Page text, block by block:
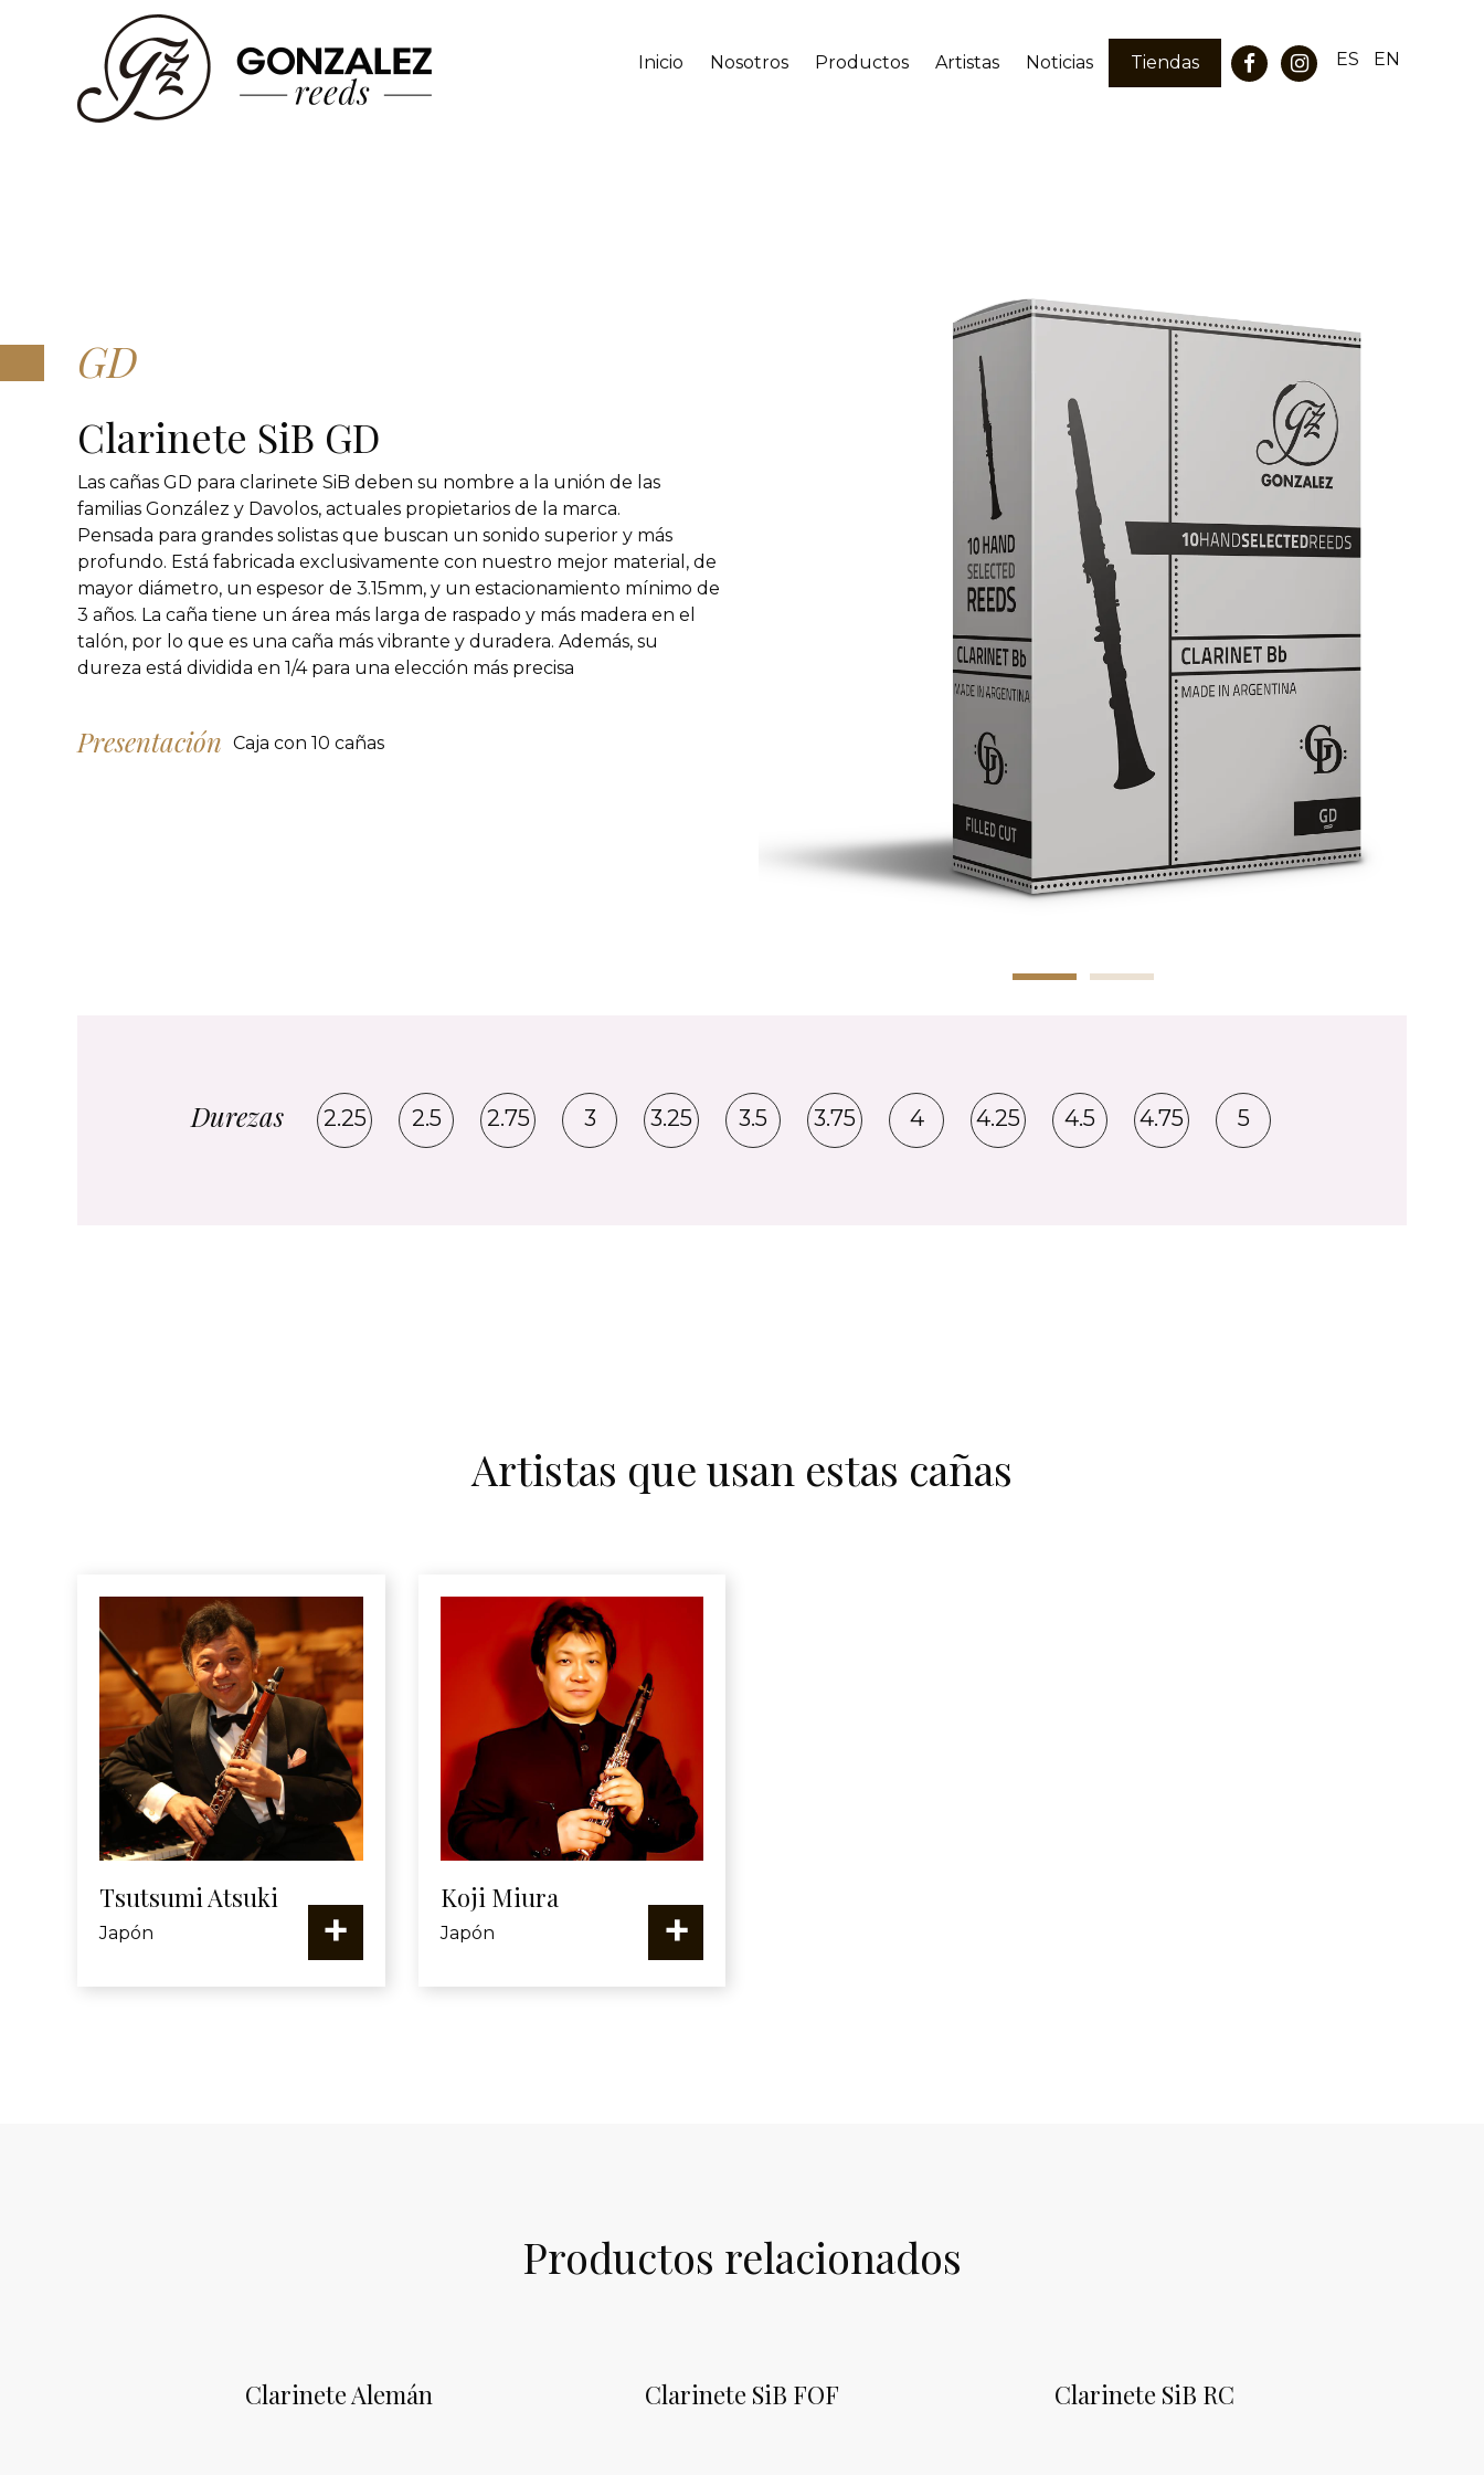
Inicio Nosotros Productos Artistas Noticias Tiendas ES EN
GD
Clarinete SiB GD
Las cañas GD para clarinete SiB deben su nombre a la unión de las
familias González y Davolos, actuales propietarios de la marca.
Pensada para grandes solistas que buscan un sonido superior y más
profundo. Está fabricada exclusivamente con nuestro mejor material, de
mayor diámetro, un espesor de 3.15mm, y un estacionamiento mínimo de
3 años. La caña tiene un área más larga de raspado y más madera en el
talón, por lo que es una caña más vibrante y duradera. Además, su
dureza está dividida en 1/4 para una elección más precisa
Presentación Caja con 10 cañas
Durezas 2.25 2.5 2.75 3 3.25 3.5 3.75 4 4.25 4.5 4.75 5
Artistas que usan estas cañas
Tsutsumi Atsuki
Japón +
Koji Miura
Japón +
Productos relacionados
Clarinete Alemán Clarinete SiB FOF Clarinete SiB RC